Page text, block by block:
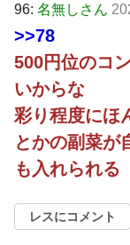
96: 名無しさん
>>78
500円位のコ
いからな
彩り程度にほ
とかの副菜が
も入れられる
レスにコメント